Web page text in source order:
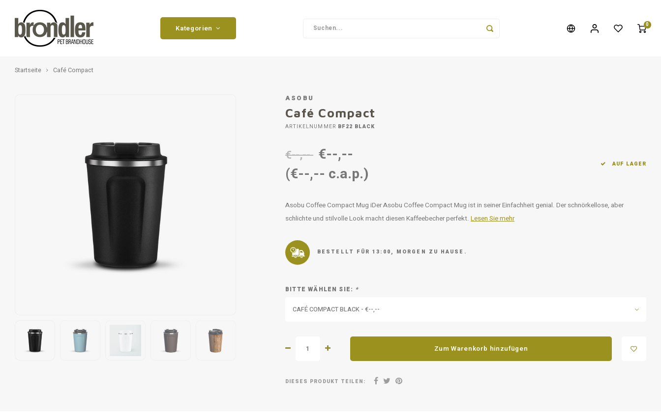
Kategorien 0
Startseite Café Compact
ASOBU
Café Compact
ARTIKELNUMMER BF22 BLACK
€--,-- €--,--
(€--,-- c.a.p.)
AUF LAGER
Asobu Coffee Compact Mug iDer Asobu Coffee Compact Mug ist in seiner Einfachheit genial. Der schnörkellose, aber
schlichte und stilvolle Look macht diesen Kaffeebecher perfekt. Lesen Sie mehr
BESTELLT FÜR 13:00, MORGEN ZU HAUSE.
BITTE WÄHLEN SIE: *
CAFÉ COMPACT BLACK - €--,--
Zum Warenkorb hinzufügen
DIESES PRODUKT TEILEN: